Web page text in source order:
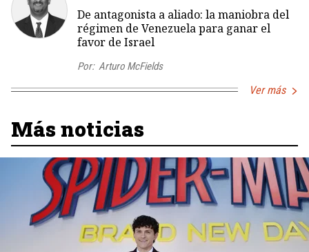
De antagonista a aliado: la maniobra del
régimen de Venezuela para ganar el
favor de Israel
Por: Arturo McFields
Ver más
Más noticias